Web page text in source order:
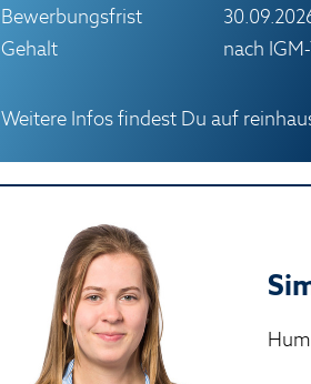
Bewerbungsfrist
Gehalt
nach
Weitere Infos findest Du auf